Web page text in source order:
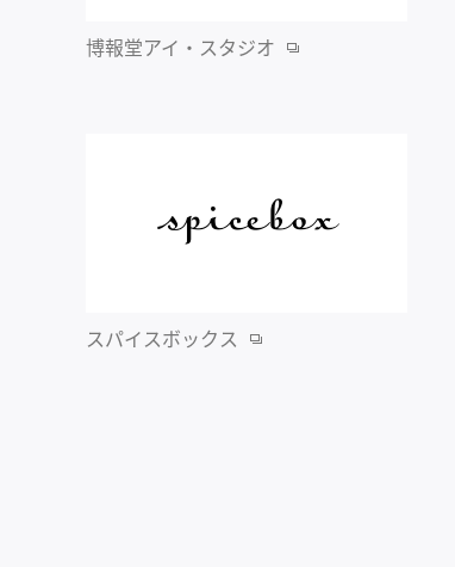
博報堂アイ・スタジオ
スパイスボックス